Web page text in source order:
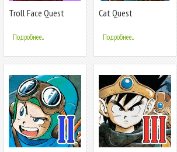
Troll Face Quest
Подробнее...
Cat Quest
Подробнее...